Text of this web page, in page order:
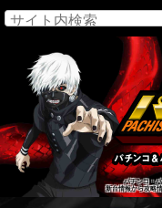
パチンコ・
新台情報から攻略